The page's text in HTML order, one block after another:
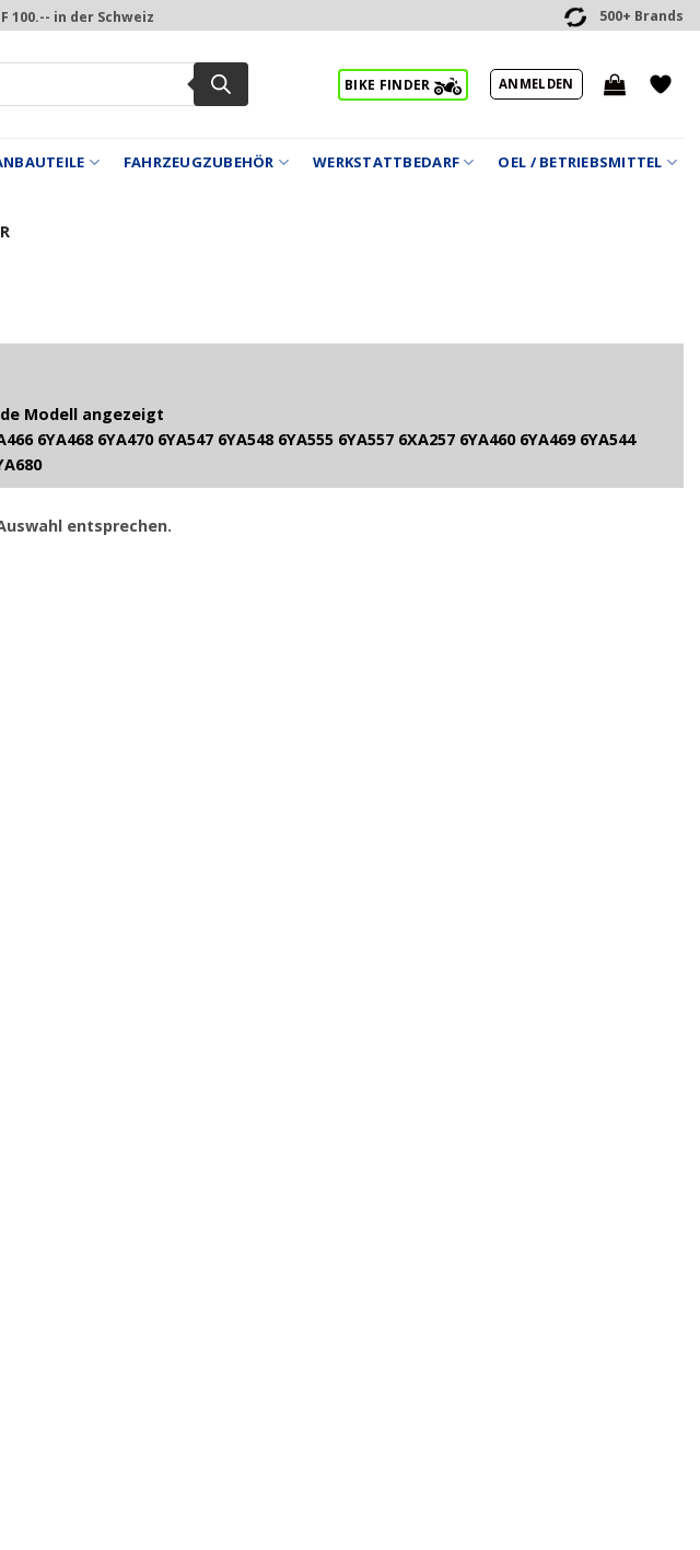
100.-- in der Schweiz 500+ Brands
BIKE FINDER ANMELDEN
FAHRZEUGZUBEHÖR WERKSTATTBEDARF OEL / BETRIEBSMITTEL
Modell angezeigt
6YA468 6YA470 6YA547 6YA548 6YA555 6YA557 6XA257 6YA460 6YA469 6YA544
entsprechen.